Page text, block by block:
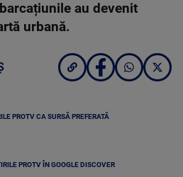
au devenit
urbană.
PROTV CA SURSĂ PREFERATĂ
PROTV ÎN GOOGLE DISCOVER